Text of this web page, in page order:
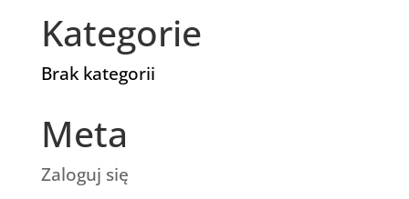
Kategorie
Brak kategorii
Meta
Zaloguj się